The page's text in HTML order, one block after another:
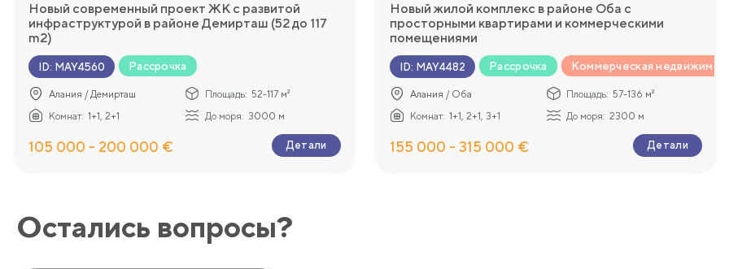
Новый современный проект ЖК с развитой
инфраструктурой в районе Демирташ (52 до 117
m2)
ID: MAY4560 Рассрочка
Алания / Демирташ Площадь: 52-117 м²
Комнат: 1+1, 2+1 До моря: 3000 м
105 000 - 200 000 € Детали
Новый жилой комплекс в районе Оба с
просторными квартирами и коммерческими
помещениями
ID: MAY4482 Рассрочка Коммерческая
Алания / Оба Площадь: 57-136 м²
Комнат: 1+1, 2+1, 3+1 До моря: 2300 м
155 000 - 315 000 € Детали
Остались вопросы?